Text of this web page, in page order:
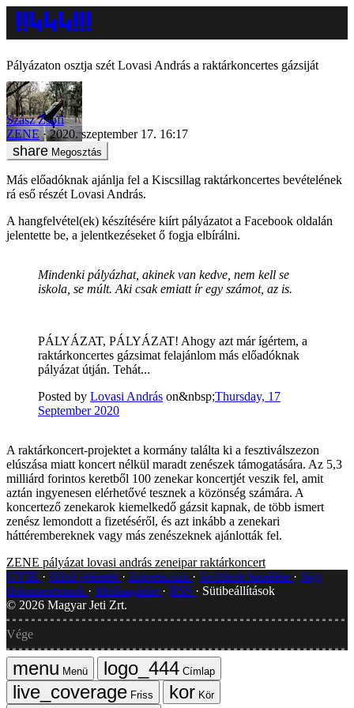
Pályázaton osztja szét Lovasi András a raktárkoncertes gázsiját
Szász Zsófi
ZENE
2020. szeptember 17. 16:17
Megosztás
Más előadóknak ajánlja fel a Kiscsillag raktárkoncertes bevételének
rá eső részét Lovasi András.
A hangfelvétel(ek) készítésére kiírt pályázatot a Facebook oldalán
jelentette be, a jelentkezéseket ő fogja elbírálni.
Mindenki pályázhat, akinek van kedve, nem kell se
iskola, se múlt. Aki csak emiatt ír egy számot, az is.
PÁLYÁZAT, PÁLYÁZAT! Ahogy azt már ígértem, a
raktárkoncertes gázsimat felajánlom más előadóknak
pályázat útján. Tehát...
Posted by Lovasi András on&nbsp;Thursday, 17
September 2020
A raktárkoncert-projektet a kormány találta ki a fesztiválszezon
elúszása miatt koncert nélkül maradt zenészek támogatására. Az 5,3
milliárd forintos keretből 100 zenekar koncertjét veszik fel, amit
aztán ingyenesen elérhetővé tesznek a közönség számára. A
koncertező zenekarok kiemelkedő gázsit kapnak, de több ismert
zenész lemondott a fizetéséről, és azt inkább a zenekari
háttérembereknek vagy más zenészeknek ajánlották fel.
ZENE pályázat lovasi andrás zeneipar raktárkoncert
GYIK
Hibát jelentek Impresszum Javítások kezelése
Jogi
dokumentumok
Médiaajánlat RSS
Sütibeállítások
© 2026 Magyar Jeti Zrt.
Vége
Menü
Címlap
Friss
Kör